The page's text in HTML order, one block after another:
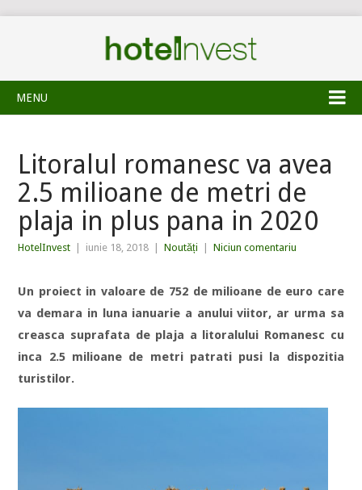
MENU
Litoralul romanesc va avea
2.5 milioane de metri de
plaja in plus pana in 2020
HotelInvest iunie 18, 2018 Noutăți Niciun comentariu
Un proiect in valoare de 752 de milioane de euro care
va demara in luna ianuarie a anului viitor, ar urma sa
creasca suprafata de plaja a litoralului Romanesc cu
inca 2.5 milioane de metri patrati pusi la dispozitia
turistilor.